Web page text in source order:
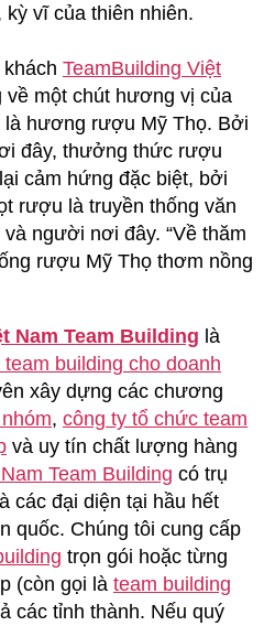
vĩ của thiên nhiên.
TeamBuilding Việt
về một chút hương vị của
hương rượu Mỹ Thọ. Bởi
đây, thưởng thức rượu
cảm hứng đặc biệt, bởi
rượu là truyền thống văn
người nơi đây. “Về thăm
rượu Mỹ Thọ thơm nồng
Nam Team Building là
building cho doanh
xây dựng các chương
, công ty tổ chức team
và uy tín chất lượng hàng
Team Building có trụ
các đại diện tại hầu hết
quốc. Chúng tôi cung cấp
trọn gói hoặc từng
(còn gọi là team building
các tỉnh thành. Nếu quý